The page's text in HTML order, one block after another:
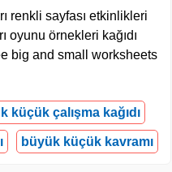
renkli sayfası etkinlikleri
oyunu örnekleri kağıdı
big and small worksheets
küçük çalışma kağıdı
büyük küçük kavramı